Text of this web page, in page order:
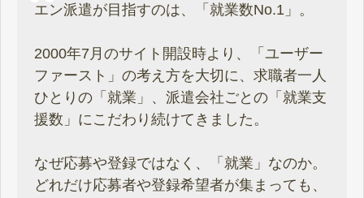
エン派遣が目指すのは、「就業数No.1」。
2000年7月のサイト開設時より、「ユーザー
ファースト」の考え方を大切に、求職者一人
ひとりの「就業」、派遣会社ごとの「就業支
援数」にこだわり続けてきました。
なぜ応募や登録ではなく、「就業」なのか。
どれだけ応募者や登録希望者が集まっても、